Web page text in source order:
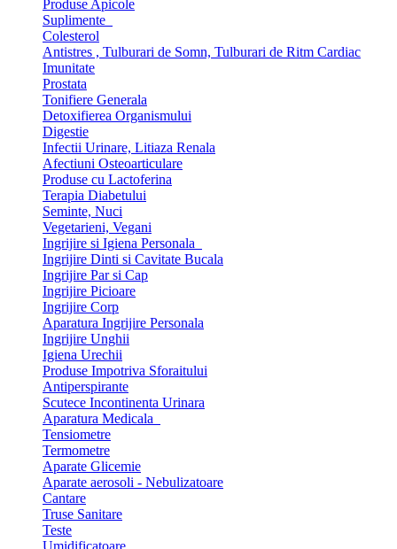
Produse Apicole
Suplimente
Colesterol
Antistres , Tulburari de Somn, Tulburari de Ritm Cardiac
Imunitate
Prostata
Tonifiere Generala
Detoxifierea Organismului
Digestie
Infectii Urinare, Litiaza Renala
Afectiuni Osteoarticulare
Produse cu Lactoferina
Terapia Diabetului
Seminte, Nuci
Vegetarieni, Vegani
Ingrijire si Igiena Personala
Ingrijire Dinti si Cavitate Bucala
Ingrijire Par si Cap
Ingrijire Picioare
Ingrijire Corp
Aparatura Ingrijire Personala
Ingrijire Unghii
Igiena Urechii
Produse Impotriva Sforaitului
Antiperspirante
Scutece Incontinenta Urinara
Aparatura Medicala
Tensiometre
Termometre
Aparate Glicemie
Aparate aerosoli - Nebulizatoare
Cantare
Truse Sanitare
Teste
Umidificatoare